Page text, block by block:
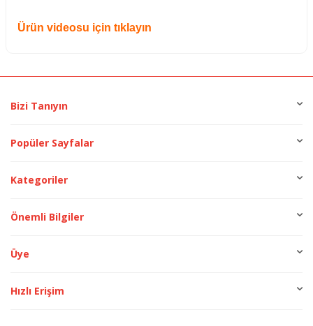
Ürün videosu için tıklayın
Bizi Tanıyın
Popüler Sayfalar
Kategoriler
Önemli Bilgiler
Üye
Hızlı Erişim